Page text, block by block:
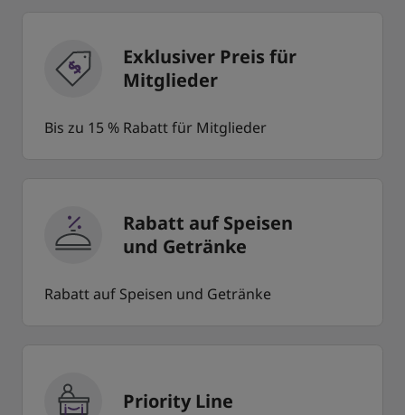
Exklusiver Preis für
Mitglieder
Bis zu 15 % Rabatt für Mitglieder
Rabatt auf Speisen
und Getränke
Rabatt auf Speisen und Getränke
Priority Line